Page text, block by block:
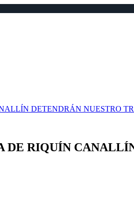
DETENDRÁN NUESTRO
DE RIQUÍN